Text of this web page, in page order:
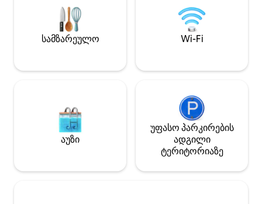
ადგილობრივი ირლანდიური ხე
10 € ‑ ით ხელმისაწვდომია
ახლომახლო, ქუჩის გარეთ მდებარე
დონეზე .
სამზარეულო Wi-Fi
აუზი
უფასო პარკირების
ადგილი
ტერიტორიაზე